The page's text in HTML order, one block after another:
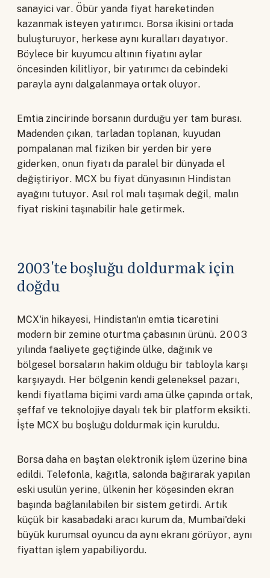
sanayici var. Öbür yanda fiyat hareketinden
kazanmak isteyen yatırımcı. Borsa ikisini ortada
buluşturuyor, herkese aynı kuralları dayatıyor.
Böylece bir kuyumcu altının fiyatını aylar
öncesinden kilitliyor, bir yatırımcı da cebindeki
parayla aynı dalgalanmaya ortak oluyor.
Emtia zincirinde borsanın durduğu yer tam burası.
Madenden çıkan, tarladan toplanan, kuyudan
pompalanan mal fiziken bir yerden bir yere
giderken, onun fiyatı da paralel bir dünyada el
değiştiriyor. MCX bu fiyat dünyasının Hindistan
ayağını tutuyor. Asıl rol malı taşımak değil, malın
fiyat riskini taşınabilir hale getirmek.
2003'te boşluğu doldurmak için
doğdu
MCX'in hikayesi, Hindistan'ın emtia ticaretini
modern bir zemine oturtma çabasının ürünü. 2003
yılında faaliyete geçtiğinde ülke, dağınık ve
bölgesel borsaların hakim olduğu bir tabloyla karşı
karşıyaydı. Her bölgenin kendi geleneksel pazarı,
kendi fiyatlama biçimi vardı ama ülke çapında ortak,
şeffaf ve teknolojiye dayalı tek bir platform eksikti.
İşte MCX bu boşluğu doldurmak için kuruldu.
Borsa daha en baştan elektronik işlem üzerine bina
edildi. Telefonla, kağıtla, salonda bağırarak yapılan
eski usulün yerine, ülkenin her köşesinden ekran
başında bağlanılabilen bir sistem getirdi. Artık
küçük bir kasabadaki aracı kurum da, Mumbai'deki
büyük kurumsal oyuncu da aynı ekranı görüyor, aynı
fiyattan işlem yapabiliyordu.